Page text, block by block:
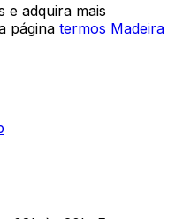
e adquira mais
página termos Madeira